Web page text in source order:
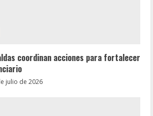
coordinan acciones para fortalecer
julio de 2026